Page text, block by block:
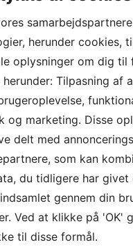
herunder cookies,
oplysninger om dig til
Tilpasning af
og marketing. Disse
delt med
som kan
du tidligere har givet
gennem din
Ved at klikke på 'OK'
til disse formål.